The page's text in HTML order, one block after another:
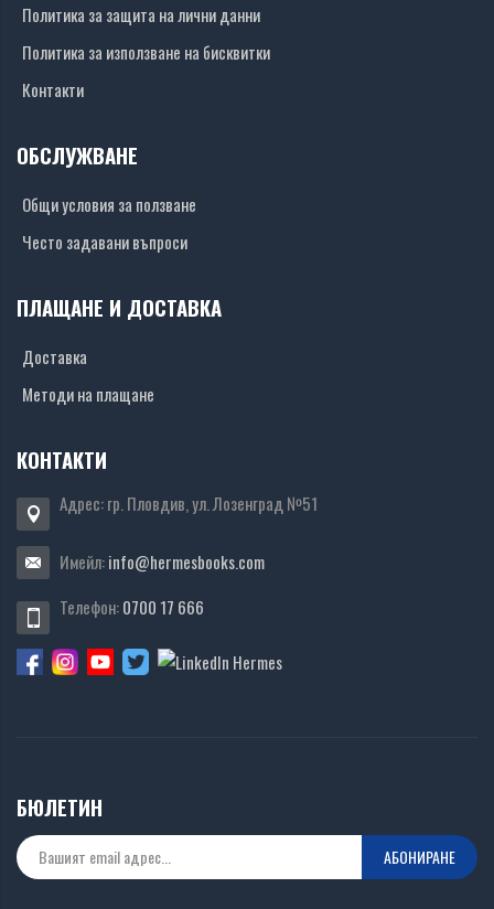
Политика за защита на лични данни
Политика за използване на бисквитки
Контакти
ОБСЛУЖВАНЕ
Общи условия за ползване
Често задавани въпроси
ПЛАЩАНЕ И ДОСТАВКА
Доставка
Методи на плащане
КОНТАКТИ
Адрес: гр. Пловдив, ул. Лозенград №51
Имейл:info@hermesbooks.com
Телефон:0700 17 666
БЮЛЕТИН
АБОНИРАНЕ